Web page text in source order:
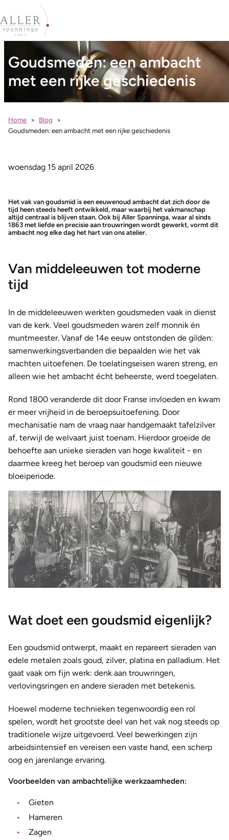
Goudsmeden: een ambacht
met een rijke geschiedenis
Home
Blog
Goudsmeden: een ambacht met een rijke geschiedenis
woensdag 15 april 2026
Het vak van goudsmid is een eeuwenoud ambacht dat zich door de
tijd heen steeds heeft ontwikkeld, maar waarbij het vakmanschap
altijd centraal is blijven staan. Ook bij Aller Spanninga, waar al sinds
1863 met liefde en precisie aan trouwringen wordt gewerkt, vormt dit
ambacht nog elke dag het hart van ons atelier.
Van middeleeuwen tot moderne
tijd
In de middeleeuwen werkten goudsmeden vaak in dienst
van de kerk. Veel goudsmeden waren zelf monnik én
muntmeester. Vanaf de 14e eeuw ontstonden de gilden:
samenwerkingsverbanden die bepaalden wie het vak
machten uitoefenen. De toelatingseisen waren streng, en
alleen wie het ambacht écht beheerste, werd toegelaten.
Rond 1800 veranderde dit door Franse invloeden en kwam
er meer vrijheid in de beroepsuitoefening. Door
mechanisatie nam de vraag naar handgemaakt tafelzilver
af, terwijl de welvaart juist toenam. Hierdoor groeide de
behoefte aan unieke sieraden van hoge kwaliteit - en
daarmee kreeg het beroep van goudsmid een nieuwe
bloeiperiode.
Wat doet een goudsmid eigenlijk?
Een goudsmid ontwerpt, maakt en repareert sieraden van
edele metalen zoals goud, zilver, platina en palladium. Het
gaat vaak om fijn werk: denk aan trouwringen,
verlovingsringen en andere sieraden met betekenis.
Hoewel moderne technieken tegenwoordig een rol
spelen, wordt het grootste deel van het vak nog steeds op
traditionele wijze uitgevoerd. Veel bewerkingen zijn
arbeidsintensief en vereisen een vaste hand, een scherp
oog en jarenlange ervaring.
Voorbeelden van ambachtelijke werkzaamheden:
Gieten
Hameren
Zagen